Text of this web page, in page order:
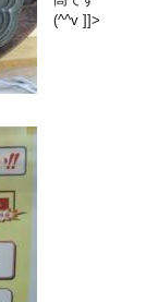
(^^v ]]>